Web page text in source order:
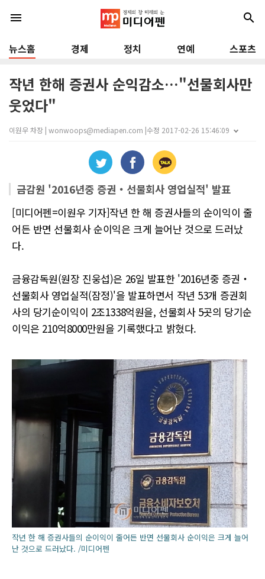
menu search
뉴스홈 경제 정치 연예 스포츠
작년 한해 증권사 순익감소…"선물회사만
웃었다"
이원우 차장 | wonwoops@mediapen.com |수정 2017-02-26 15:46:09
금감원 '2016년중 증권‧선물회사 영업실적' 발표
[미디어펜=이원우 기자]작년 한 해 증권사들의 순이익이 줄
어든 반면 선물회사 순이익은 크게 늘어난 것으로 드러났
다.
금융감독원(원장 진웅섭)은 26일 발표한 '2016년중 증권‧
선물회사 영업실적(잠정)'을 발표하면서 작년 53개 증권회
사의 당기순이익이 2조1338억원을, 선물회사 5곳의 당기순
이익은 210억8000만원을 기록했다고 밝혔다.
작년 한 해 증권사들의 순이익이 줄어든 반면 선물회사 순이익은 크게 늘어
난 것으로 드러났다. /미디어펜